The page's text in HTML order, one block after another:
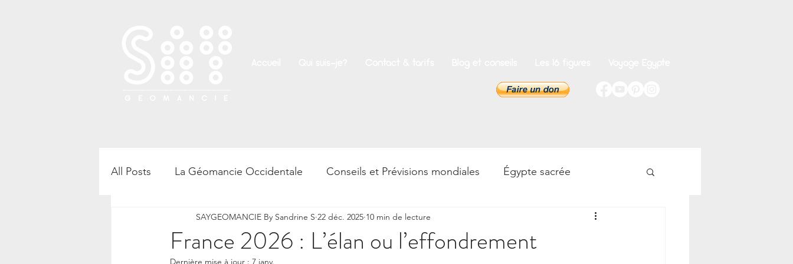
All Posts La Géomancie Occidentale Conseils et Prévisions mondiales Égypte sacrée
Rencontre, atelier et conférences Bien-être Psycho & Développement personnel
France 2026 : L’élan ou l’effondrement
SAYGEOMANCIE By Sandrine S 22 déc. 2025 10 min de lecture
Dernière mise à jour : 7 janv.